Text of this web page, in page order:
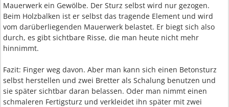
Mauerwerk ein Gewölbe. Der Sturz selbst wird nur gezogen.
Beim Holzbalken ist er selbst das tragende Element und wird
vom darüberliegenden Mauerwerk belastet. Er biegt sich also
durch, es gibt sichtbare Risse, die man heute nicht mehr
hinnimmt.
Fazit: Finger weg davon. Aber man kann sich einen Betonsturz
selbst herstellen und zwei Bretter als Schalung benutzen und
sie später sichtbar daran belassen. Oder man nimmt einen
schmaleren Fertigsturz und verkleidet ihn später mit zwei